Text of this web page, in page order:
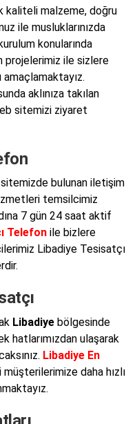
kaliteli malzeme, doğru
ile musluklarınızda
konularında
projelerimiz ile sizlere
aklınıza takılan
sitemizi ziyaret
bulunan iletişim
temsilcimiz
7 gün 24 saat aktif
Telefon ile bizlere
Libadiye Tesisatçı
Libadiye bölgesinde
hatlarımızdan ulaşarak
Libadiye En
daha hızlı